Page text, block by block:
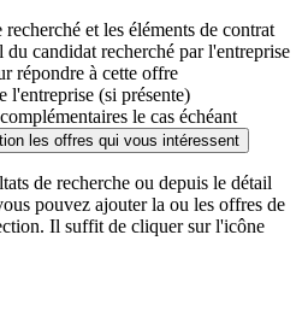
et les éléments de contrat
candidat recherché par l'entreprise
répondre à cette offre
l'entreprise (si présente)
le cas échéant
les offres qui vous intéressent
de recherche ou depuis le détail
pouvez ajouter la ou les offres de
Il suffit de cliquer sur l'icône